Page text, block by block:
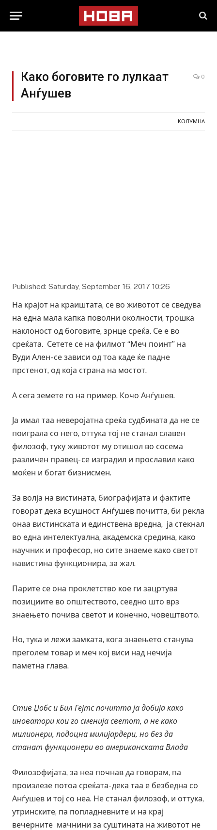
Како боговите го лулкаат
Анѓушев
0
КОЛУМНА
Published: Saturday, September 16, 2017 10:26
На крајот на краиштата, се во животот се сведува
на една мала капка поволни околности, трошка
наклоност од боговите, зрнце среќа. Се е во
среќата. Сетете се на филмот “Меч поинт” на
Вуди Ален- се зависи од тоа каде ќе падне
прстенот, од која страна на мостот.
А сега земете го на пример, Кочо Анѓушев.
Ја имал таа неверојатна среќа судбината да не се
поиграла со него, оттука тој не станал славен
филозоф, туку животот му отишол во сосема
различен правец- се изградил и прославил како
моќен и богат бизнисмен.
За волја на вистината, биографијата и фактите
говорат дека всушност Анѓушев почитта, би рекла
онаа вистинската и единствена вредна, ја стекнал
во една интелектуална, академска средина, како
научник и професор, но сите знаеме како светот
навистина функционира, за жал.
Парите се она проклетство кое ги зацртува
позициите во општеството, сеедно што врз
знаењето почива светот и конечно, човештвото.
Но, тука и лежи замката, кога знаењето станува
преголем товар и меч кој виси над нечија
паметна глава.
Стив Џобс и Бил Гејтс почитта ја добија како
иноватори кои го сменија светот, а не како
милионери, подоцна милијардери, но без да
станат функционери во американската Влада
Филозофијата, за неа почнав да говорам, па
произлезе потоа среќата- дека таа е безбедна со
Анѓушев и тој со неа. Не станал филозоф, и оттука,
утринските, па попладневните и на крај
вечерните мачнини за суштината на животот не